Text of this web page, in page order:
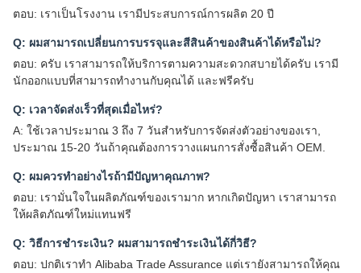
ตอบ: เราเป็นโรงงาน เรามีประสบการณ์การผลิต 20 ปี
Q: ผมสามารถเปลี่ยนการบรรจุและสีสินค้าของสินค้าได้หรือไม่?
ตอบ: ครับ เราสามารถให้บริการตามความสะดวกสบายได้ครับ เรามี
นักออกแบบที่สามารถทํางานกับคุณได้ และฟรีครับ
Q: เวลาจัดส่งเร็วที่สุดเมื่อไหร่?
A: ใช้เวลาประมาณ 3 ถึง 7 วันสําหรับการจัดส่งตัวอย่างของเรา,
ประมาณ 15-20 วันถ้าคุณต้องการวางแผนการสั่งซื้อสินค้า OEM.
Q: ผมควรทําอย่างไรถ้ามีปัญหาคุณภาพ?
ตอบ: เรามั่นใจในผลิตภัณฑ์ของเรามาก หากเกิดปัญหา เราสามารถ
ให้ผลิตภัณฑ์ใหม่แทนฟรี
Q: วิธีการชําระเงิน? ผมสามารถชําระเงินได้กี่วิธี?
ตอบ: ปกติเราทํา Alibaba Trade Assurance แต่เรายังสามารถให้คุณ